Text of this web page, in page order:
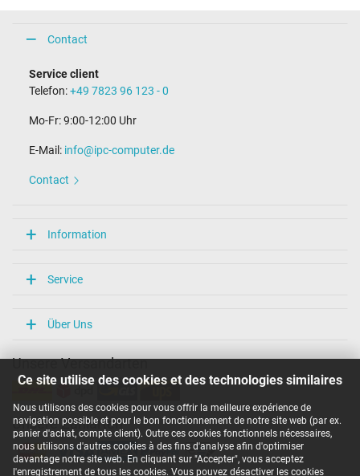
Ce site utilise des cookies et des technologies similaires
Nous utilisons des cookies pour vous offrir la meilleure expérience de
navigation possible et pour le bon fonctionnement de notre site web (par ex.
panier d'achat, compte client). Outre ces cookies fonctionnels nécessaires,
nous utilisons d'autres cookies à des fins d'analyse afin d'optimiser
davantage notre site web. En cliquant sur "Accepter", vous acceptez
l'enregistrement de tous les cookies. Vous pouvez désactiver les cookies
Contact
Service client
Telefon:+49 7823 96 123 - 0
Mo-Fr: 9:00-12:00 Uhr
E-Mail: info@ipc-computer.de
Contact
Information
Service
Über Uns
Unsere Versandarten
Unsere Zahlarten